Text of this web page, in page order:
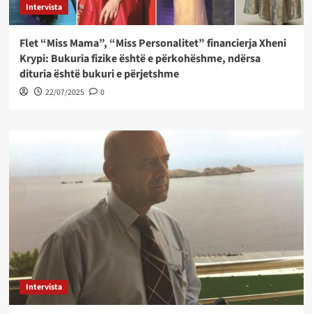
Intervista
Flet “Miss Mama”, “Miss Personalitet” financierja Xheni
Krypi: Bukuria fizike është e përkohëshme, ndërsa
dituria është bukuri e përjetshme
22/07/2025 0
Intervista